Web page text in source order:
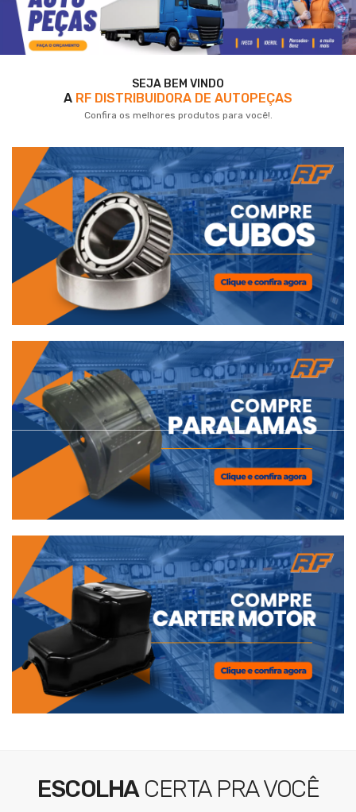
SEJA BEM VINDO
A RF DISTRIBUIDORA DE AUTOPEÇAS
Confira os melhores produtos para você!.
ESCOLHACERTA PRA VOCÊ